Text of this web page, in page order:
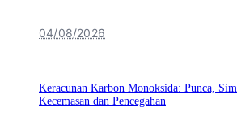
04/08/2026
Keracunan Karbon Monoksida: Punca,
Kecemasan dan Pencegahan